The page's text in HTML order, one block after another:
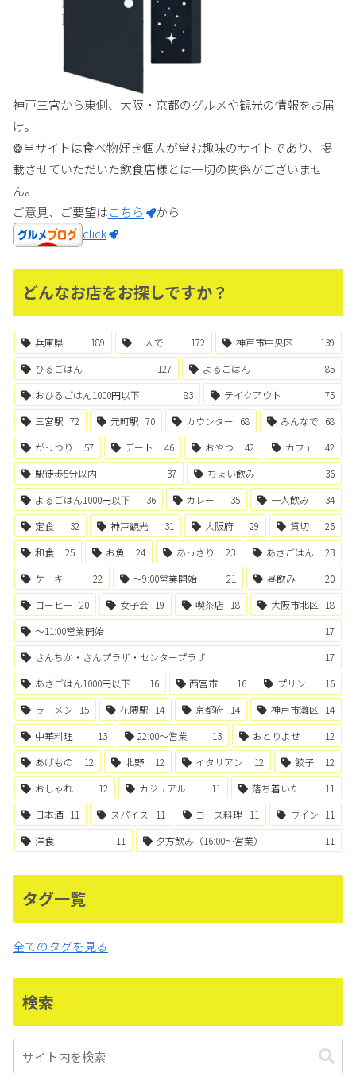
神戸三宮から東側、大阪・京都のグルメや観光の情報をお届
け。
❂当サイトは食べ物好き個人が営む趣味のサイトであり、掲
載させていただいた飲食店様とは一切の関係がございませ
ん。
ご意見、ご要望はこちら
から
click
どんなお店をお探しですか？
兵庫県 189 一人で 172 神戸市中央区
139
ひるごはん
127 よるごはん
85
おひるごはん1000円以下
83 テイクアウト
75
三宮駅 72 元町駅 70 カウンター 68 みんなで 68
がっつり
57 デート 46 おやつ 42 カフェ
42
駅徒歩5分以内
37 ちょい飲み
36
よるごはん1000円以下
36 カレー 35 一人飲み
34
定食
32 神戸観光 31 大阪府 29 貸切
26
和食
25 お魚 24 あっさり 23 あさごはん
23
ケーキ
22 〜9:00営業開始 21 昼飲み
20
コーヒー 20 女子会 19 喫茶店 18 大阪市北区 18
〜11:00営業開始
17
さんちか・さんプラザ・センタープラザ
17
あさごはん1000円以下
16 西宮市 16 プリン
16
ラーメン 15 花隈駅 14 京都府 14 神戸市灘区 14
中華料理
13 22:00〜営業 13 おとりよせ
12
あげもの
12 北野 12 イタリアン 12 餃子
12
おしゃれ
12 カジュアル 11 落ち着いた
11
日本酒 11 スパイス 11 コース料理 11 ワイン 11
洋食
11 夕方飲み（16:00〜営業） 11
タグ一覧
全てのタグを見る
検索